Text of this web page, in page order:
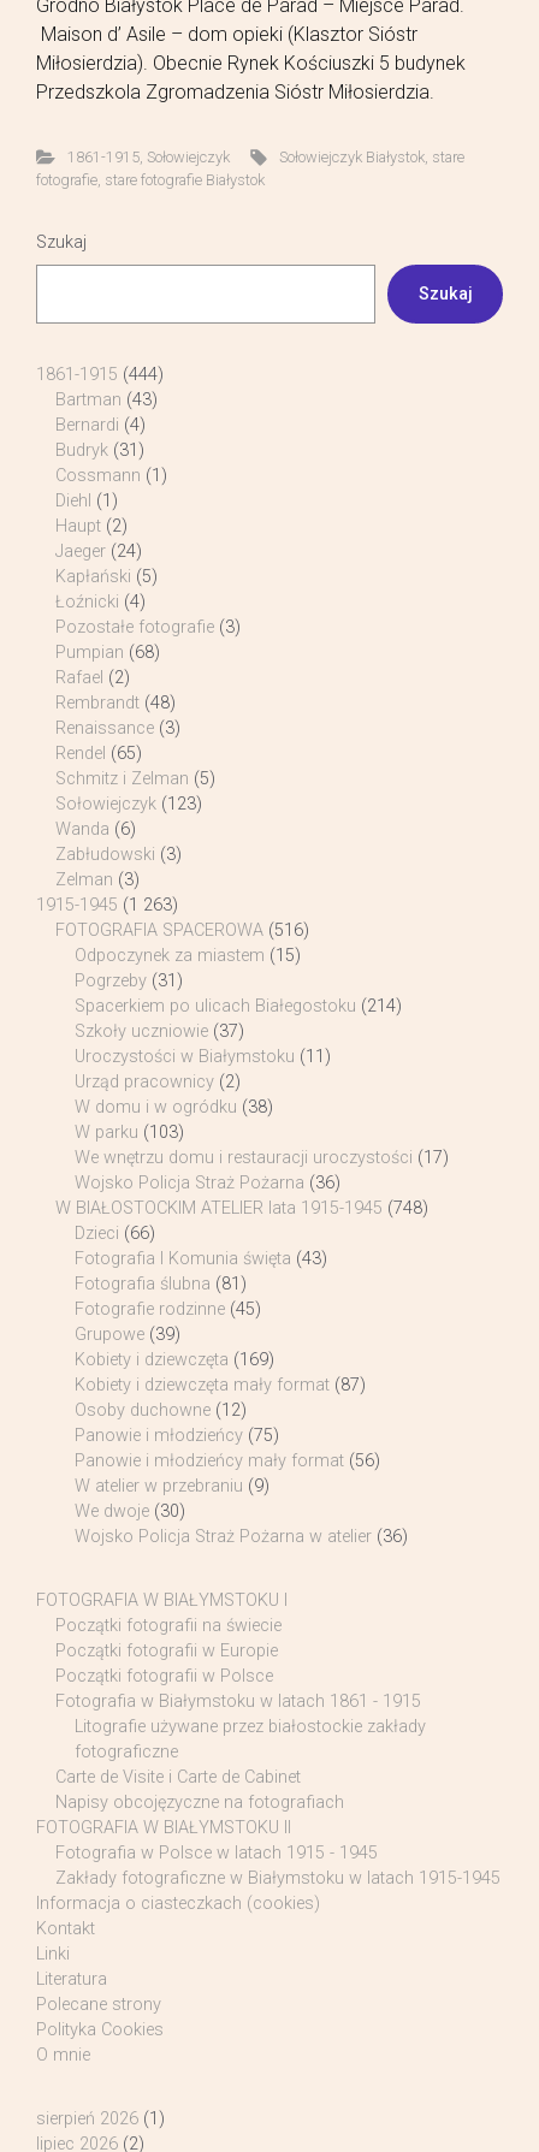
Grodno Białystok Place de Parad – Miejsce Parad.
Maison d’ Asile – dom opieki (Klasztor Sióstr
Miłosierdzia). Obecnie Rynek Kościuszki 5 budynek
Przedszkola Zgromadzenia Sióstr Miłosierdzia.
1861-1915, Sołowiejczyk Sołowiejczyk Białystok stare
fotografie stare fotografie Białystok
Szukaj
Szukaj
1861-1915 (444)
Bartman (43)
Bernardi (4)
Budryk (31)
Cossmann (1)
Diehl (1)
Haupt (2)
Jaeger (24)
Kapłański (5)
Łoźnicki (4)
Pozostałe fotografie (3)
Pumpian (68)
Rafael (2)
Rembrandt (48)
Renaissance (3)
Rendel (65)
Schmitz i Zelman (5)
Sołowiejczyk (123)
Wanda (6)
Zabłudowski (3)
Zelman (3)
1915-1945 (1 263)
FOTOGRAFIA SPACEROWA (516)
Odpoczynek za miastem (15)
Pogrzeby (31)
Spacerkiem po ulicach Białegostoku (214)
Szkoły uczniowie (37)
Uroczystości w Białymstoku (11)
Urząd pracownicy (2)
W domu i w ogródku (38)
W parku (103)
We wnętrzu domu i restauracji uroczystości (17)
Wojsko Policja Straż Pożarna (36)
W BIAŁOSTOCKIM ATELIER lata 1915-1945 (748)
Dzieci (66)
Fotografia I Komunia święta (43)
Fotografia ślubna (81)
Fotografie rodzinne (45)
Grupowe (39)
Kobiety i dziewczęta (169)
Kobiety i dziewczęta mały format (87)
Osoby duchowne (12)
Panowie i młodzieńcy (75)
Panowie i młodzieńcy mały format (56)
W atelier w przebraniu (9)
We dwoje (30)
Wojsko Policja Straż Pożarna w atelier (36)
FOTOGRAFIA W BIAŁYMSTOKU I
Początki fotografii na świecie
Początki fotografii w Europie
Początki fotografii w Polsce
Fotografia w Białymstoku w latach 1861 - 1915
Litografie używane przez białostockie zakłady
fotograficzne
Carte de Visite i Carte de Cabinet
Napisy obcojęzyczne na fotografiach
FOTOGRAFIA W BIAŁYMSTOKU II
Fotografia w Polsce w latach 1915 - 1945
Zakłady fotograficzne w Białymstoku w latach 1915-1945
Informacja o ciasteczkach (cookies)
Kontakt
Linki
Literatura
Polecane strony
Polityka Cookies
O mnie
sierpień 2026 (1)
lipiec 2026 (2)